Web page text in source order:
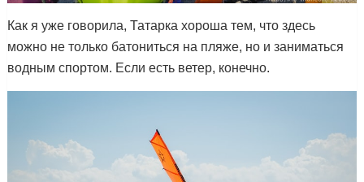
Как я уже говорила, Татарка хороша тем, что здесь
можно не только батониться на пляже, но и заниматься
водным спортом. Если есть ветер, конечно.